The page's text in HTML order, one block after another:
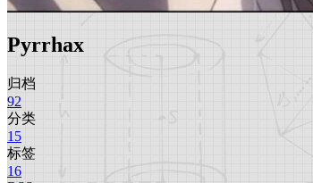
Pyrrhax
归档
92
分类
15
标签
16